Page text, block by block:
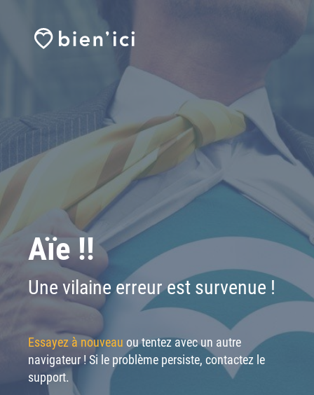
Aïe !!
Une vilaine erreur est survenue !
Essayez à nouveau ou tentez avec un autre
navigateur ! Si le problème persiste, contactez le
support.